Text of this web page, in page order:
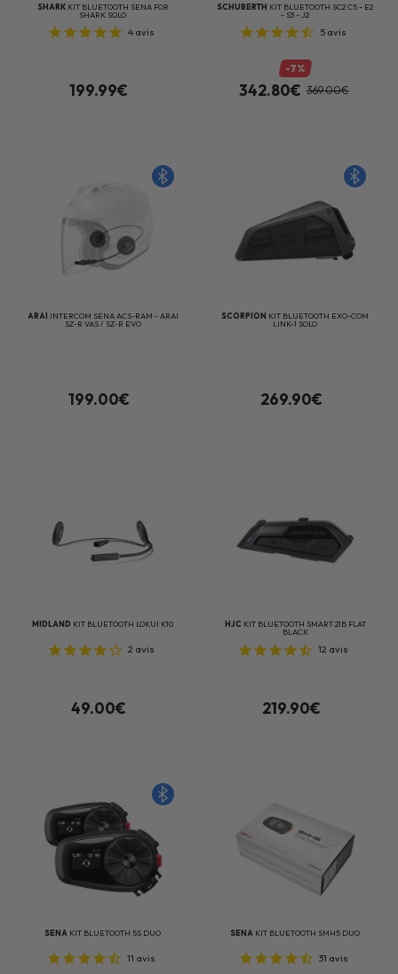
SHARK KIT BLUETOOTH SENA FOR
SHARK SOLO
4avis
199.99€
SCHUBERTH KIT BLUETOOTH SC2 C5 - E2
- S3 - J2
5 avis
-7%
342.80€ 369.00€
ARAI INTERCOM SENA ACS-RAM - ARAI
SZ-R VAS / SZ-R EVO
199.00€
SCORPION KIT BLUETOOTH EXO-COM
LINK-1 SOLO
269.90€
MIDLAND KIT BLUETOOTH LOKUI K10
2 avis
49.00€
HJC KIT BLUETOOTH SMART 21B FLAT
BLACK
12 avis
219.90€
SENA KIT BLUETOOTH 5S DUO
11 avis
SENA KIT BLUETOOTH SMH5 DUO
31 avis